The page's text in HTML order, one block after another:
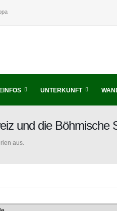
UNTERKUNFT
und die Böhmische
aus.